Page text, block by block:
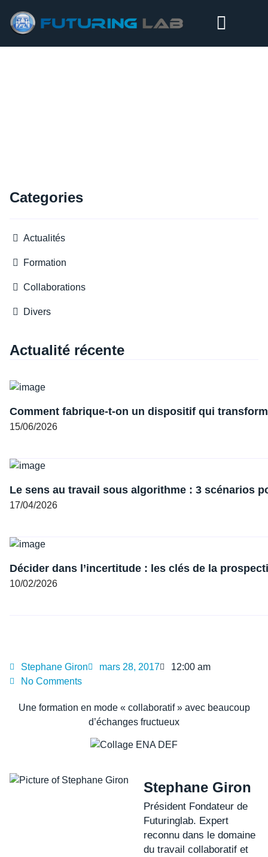
Stephane Giron mars 28, 2017
12:00 am
No Comments
Une formation en mode « collaboratif » avec beaucoup
d’échanges fructueux
Stephane Giron
Président Fondateur de
Futuringlab. Expert
reconnu dans le domaine
du travail collaboratif et
Categories
Actualités
Formation
Collaborations
Divers
Actualité récente
Comment fabrique-t-on un dispositif qui
15/06/2026
Le sens au travail sous algorithme : 3 scénarios
17/04/2026
Décider dans l’incertitude : les clés de la
10/02/2026